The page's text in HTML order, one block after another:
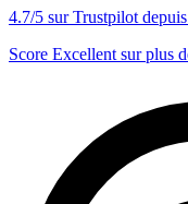
4.7/5 sur Trustpilot
Score Excellent sur plus